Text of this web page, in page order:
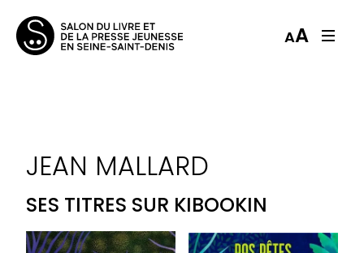
AA
JEAN MALLARD
SES TITRES SUR KIBOOKIN